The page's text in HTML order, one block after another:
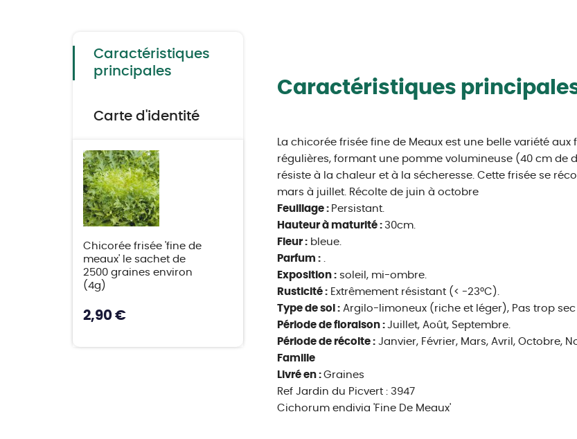
the
imagesCaractéristiques
principales
Carte d'identité
Chicorée frisée 'fine de
meaux' le sachet de
2500 graines environ
(4g)
2,90 €
Caractéristiques
La chicorée frisée fine de Meaux est une belle variété aux
régulières, formant une pomme volumineuse (40 cm de
résiste à la chaleur et à la sécheresse. Cette frisée se
mars à juillet. Récolte de juin à octobre
Feuillage : Persistant.
Hauteur à maturité : 30cm.
Fleur :bleue.
Parfum :.
Exposition :soleil, mi-ombre.
Rusticité :Extrêmement résistant (< -23°C).
Type de sol :Argilo-limoneux (riche et léger), Pas trop sec
Période de floraison : Juillet, Août, Septembre.
Période de récolte :Janvier, Février, Mars, Avril, Octobre,
Famille
Livré en : Graines
Ref Jardin du Picvert : 3947
Cichorum endivia 'Fine De Meaux'